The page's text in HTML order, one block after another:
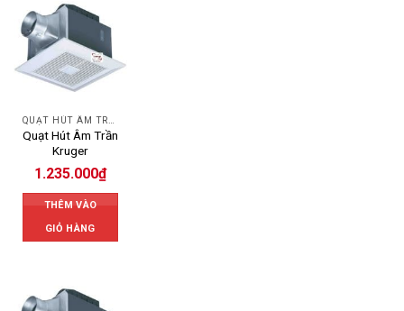
Quạt Hút Âm Trần
Kruger
1.235.000₫
THÊM VÀO
GIỎ HÀNG